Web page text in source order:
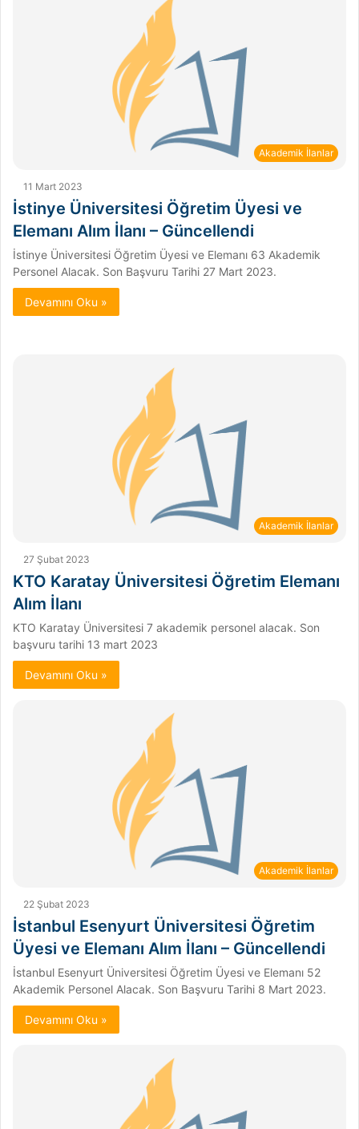
Akademik İlanlar
11 Mart 2023
İstinye Üniversitesi Öğretim Üyesi ve
Elemanı Alım İlanı – Güncellendi
İstinye Üniversitesi Öğretim Üyesi ve Elemanı 63 Akademik
Personel Alacak. Son Başvuru Tarihi 27 Mart 2023.
Devamını Oku »
Akademik İlanlar
27 Şubat 2023
KTO Karatay Üniversitesi Öğretim Elemanı
Alım İlanı
KTO Karatay Üniversitesi 7 akademik personel alacak. Son
başvuru tarihi 13 mart 2023
Devamını Oku »
Akademik İlanlar
22 Şubat 2023
İstanbul Esenyurt Üniversitesi Öğretim
Üyesi ve Elemanı Alım İlanı – Güncellendi
İstanbul Esenyurt Üniversitesi Öğretim Üyesi ve Elemanı 52
Akademik Personel Alacak. Son Başvuru Tarihi 8 Mart 2023.
Devamını Oku »